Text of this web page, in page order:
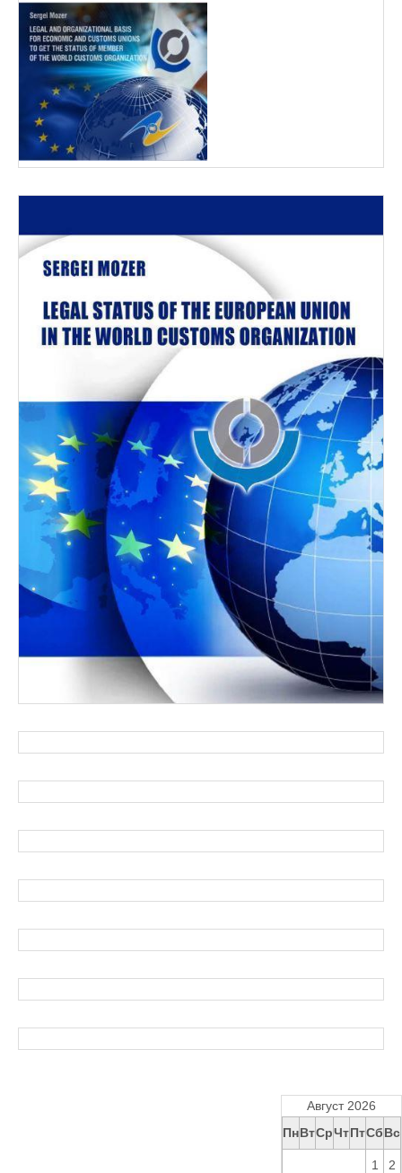
Август 2026
ПнВтСрЧтПтСбВс
1 2